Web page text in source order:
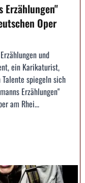
Erzählungen"
Oper
und
ein Karikaturist,
spiegeln sich
Erzählungen"
am Rhei...